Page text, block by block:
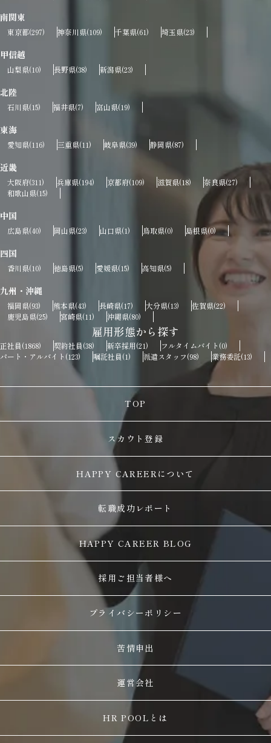
南関東
東京都(297) 神奈川県(109) 千葉県(61) 埼玉県(23)
甲信越
山梨県(10) 長野県(38) 新潟県(23)
北陸
石川県(15) 福井県(7) 富山県(19)
東海
愛知県(116) 三重県(11) 岐阜県(39) 静岡県(87)
近畿
大阪府(311) 兵庫県(194) 京都府(109) 滋賀県(18) 奈良県(27)
和歌山県(15)
中国
広島県(40) 岡山県(23) 山口県(1) 鳥取県(0) 島根県(0)
四国
香川県(10) 徳島県(5) 愛媛県(15) 高知県(5)
九州・沖縄
福岡県(93) 熊本県(43) 長崎県(17) 大分県(13) 佐賀県(22)
鹿児島県(25) 宮崎県(11) 沖縄県(80)
雇用形態から探す
正社員(1868) 契約社員(38) 新卒採用(21) フルタイムバイト (0)
パート・アルバイト (123) 嘱託社員(1) 派遣スタッフ(98) 業務委託(13)
TOP
スカウト登録
HAPPY CAREERについて
転職成功レポート
HAPPY CAREER BLOG
採用ご担当者様へ
プライバシーポリシー
苦情申出
運営会社
HR POOLとは